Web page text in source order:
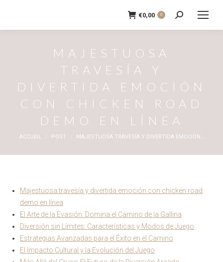
€0,00 0
Recherche
:
MAJESTUOSA
TRAVESÍA Y
DIVERTIDA EMOCIÓN
CON CHICKEN ROAD
DEMO EN LÍNEA
Vous êtes ici :
ACCUEIL POST MAJESTUOSA TRAVESÍA Y DIVERTIDA EMOCIÓN…
Majestuosa travesía y divertida emoción con chicken road
demo en línea
El Arte de la Evasión: Domina el Camino de la Gallina
Diversión sin Límites: Características y Modos de Juego
Estrategias Avanzadas para el Éxito en el Camino
El Impacto Cultural y la Evolución del Juego